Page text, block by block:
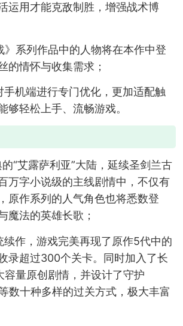
运用才能克敌制胜，增强战术博
》系列作品中的人物将在本作中登
的情怀与收集需求；
手机端进行专门优化，更加适配触
够轻松上手、流畅游戏。
“艾露萨利亚”大陆，延续圣剑兰古
万字小说级的主线剧情中，不仅有
原作系列的人气角色也将悉数登
魔法的英雄长歌；
续作，游戏完美再现了原作5代中的
录超过300个关卡。同时加入了长
容量原创剧情，并设计了守护
数十种多样的过关方式，极大丰富